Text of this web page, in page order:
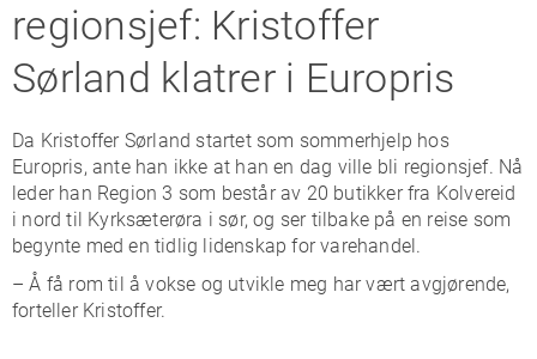
regionsjef: Kristoffer
Sørland klatrer i Europris
Da Kristoffer Sørland startet som sommerhjelp hos
Europris, ante han ikke at han en dag ville bli regionsjef. Nå
leder han Region 3 som består av 20 butikker fra Kolvereid
i nord til Kyrksæterøra i sør, og ser tilbake på en reise som
begynte med en tidlig lidenskap for varehandel.
– Å få rom til å vokse og utvikle meg har vært avgjørende,
forteller Kristoffer.